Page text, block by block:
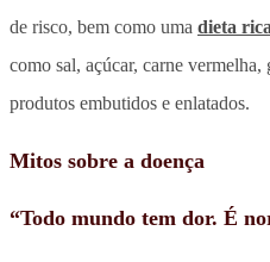
de risco, bem como uma dieta
como sal, açúcar, carne vermelha,
produtos embutidos e enlatados.
Mitos sobre a doença
“Todo mundo tem dor. É